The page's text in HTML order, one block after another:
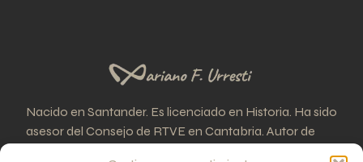
Nacido en Santander. Es licenciado en Historia. Ha sido
asesor del Consejo de RTVE en Cantabria. Autor de